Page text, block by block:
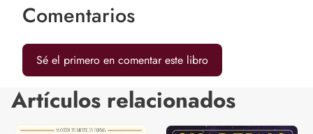
Comentarios
Sé el primero en comentar este libro
Artículos relacionados